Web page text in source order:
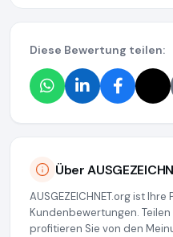
Diese Bewertung teilen:
Über
AUSGEZEICHNET.org ist
Kundenbewertungen.
profitieren Sie von den